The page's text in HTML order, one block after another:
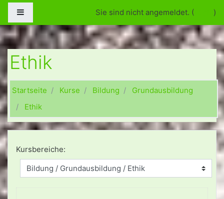
Zum Hauptinhalt
Sie sind nicht angemeldet. ( )
Ethik
Startseite Kurse Bildung
Grundausbildung
Ethik
Kursbereiche: